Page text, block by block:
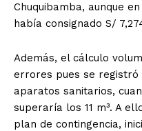
Chuquibamba, aunque
había consignado S/
Además, el cálculo
errores pues se registró
aparatos sanitarios,
superaría los 11 m³. A
plan de contingencia,